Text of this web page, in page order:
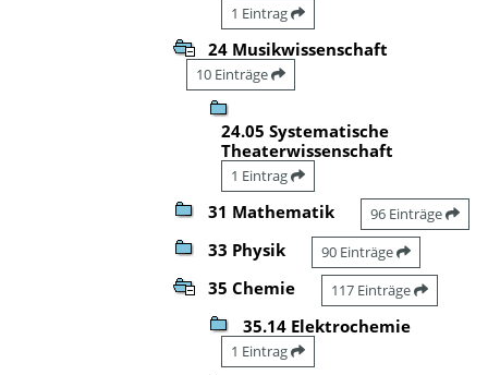
1 Eintrag
24 Musikwissenschaft
10 Einträge
24.05 Systematische
Theaterwissenschaft
1 Eintrag
31 Mathematik 96 Einträge
33 Physik 90 Einträge
35 Chemie 117 Einträge
35.14 Elektrochemie
1 Eintrag